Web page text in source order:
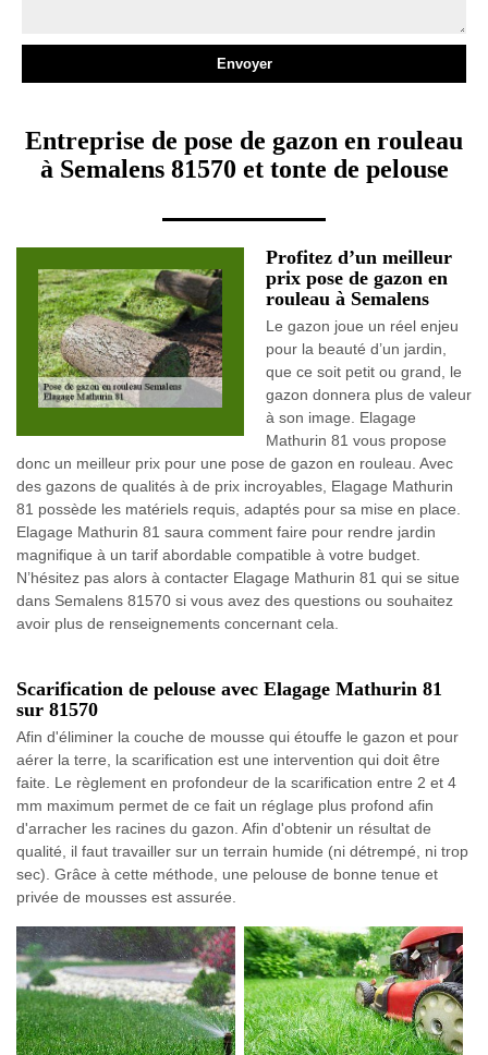
Entreprise de pose de gazon en rouleau
à Semalens 81570 et tonte de pelouse
Profitez d’un meilleur
prix pose de gazon en
rouleau à Semalens
Le gazon joue un réel enjeu
pour la beauté d’un jardin,
que ce soit petit ou grand, le
gazon donnera plus de valeur
à son image. Elagage
Mathurin 81 vous propose
donc un meilleur prix pour une pose de gazon en rouleau. Avec
des gazons de qualités à de prix incroyables, Elagage Mathurin
81 possède les matériels requis, adaptés pour sa mise en place.
Elagage Mathurin 81 saura comment faire pour rendre jardin
magnifique à un tarif abordable compatible à votre budget.
N’hésitez pas alors à contacter Elagage Mathurin 81 qui se situe
dans Semalens 81570 si vous avez des questions ou souhaitez
avoir plus de renseignements concernant cela.
Scarification de pelouse avec Elagage Mathurin 81
sur 81570
Afin d'éliminer la couche de mousse qui étouffe le gazon et pour
aérer la terre, la scarification est une intervention qui doit être
faite. Le règlement en profondeur de la scarification entre 2 et 4
mm maximum permet de ce fait un réglage plus profond afin
d'arracher les racines du gazon. Afin d'obtenir un résultat de
qualité, il faut travailler sur un terrain humide (ni détrempé, ni trop
sec). Grâce à cette méthode, une pelouse de bonne tenue et
privée de mousses est assurée.